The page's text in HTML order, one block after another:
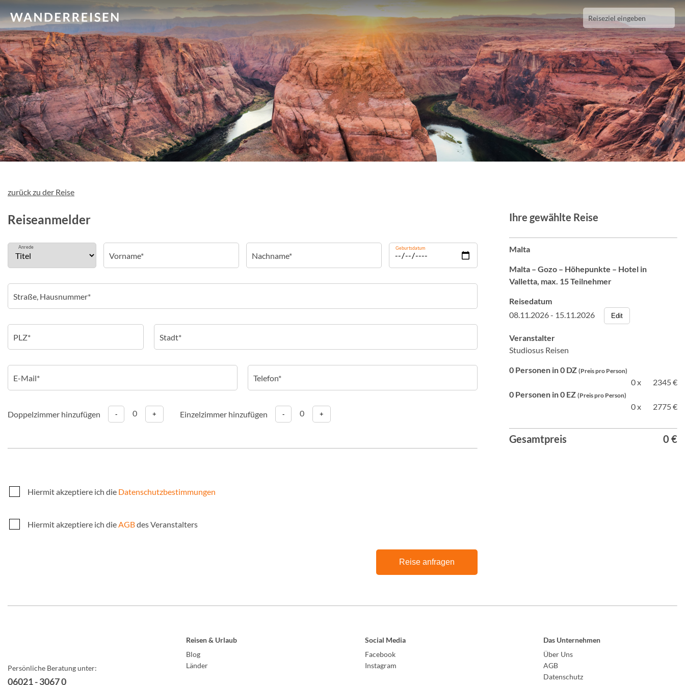
zurück zu der Reise
Reiseanmelder
Anrede Geburtsdatum
Doppelzimmer hinzufügen - 0 + Einzelzimmer hinzufügen - 0 +
Ihre gewählte Reise
Malta
Malta – Gozo – Höhepunkte – Hotel in
Valletta, max. 15 Teilnehmer
Reisedatum
08.11.2026 - 15.11.2026
Edit
Veranstalter
Studiosus Reisen
0 Personen in 0 DZ (Preis pro Person)
0 x
2345 €
0 Personen in 0 EZ (Preis pro Person)
0 x 2775 €
Gesamtpreis 0 €
Hiermit akzeptiere ich die Datenschutzbestimmungen
Hiermit akzeptiere ich dieAGBdes Veranstalters
Reise anfragen
Persönliche Beratung unter:
06021 - 3067 0
Reisen & Urlaub
Blog
Länder
Social Media
Facebook
Instagram
Das Unternehmen
Über Uns
AGB
Datenschutz